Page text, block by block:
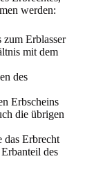
werden:
zum Erblasser
mit dem
des
Erbscheins
die übrigen
das Erbrecht
des